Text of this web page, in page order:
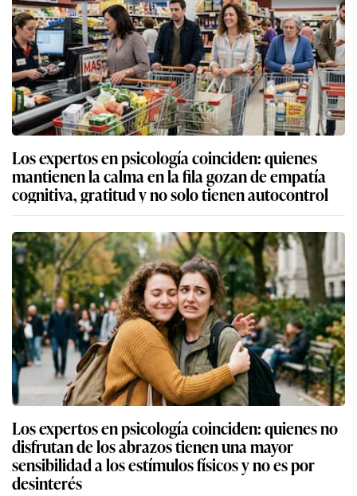
Los expertos en psicología coinciden: quienes
mantienen la calma en la fila gozan de empatía
cognitiva, gratitud y no solo tienen autocontrol
Los expertos en psicología coinciden: quienes no
disfrutan de los abrazos tienen una mayor
sensibilidad a los estímulos físicos y no es por
desinterés